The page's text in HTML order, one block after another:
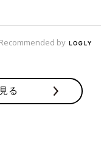
談もするつもりで、
&体質改善施
Recommended by
る